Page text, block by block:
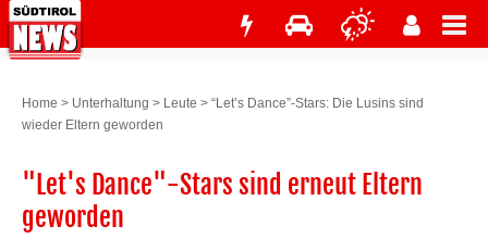
Home > Unterhaltung > Leute > “Let’s Dance”-Stars: Die Lusins sind
wieder Eltern geworden
"Let's Dance"-Stars sind erneut Eltern
geworden